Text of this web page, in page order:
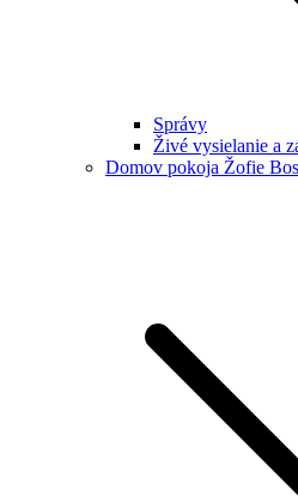
Správy
Živé vysielanie a
Domov pokoja Žofie